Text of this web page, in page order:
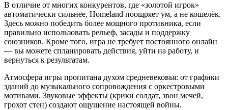
В отличие от многих конкурентов, где «золотой игрок»
автоматически сильнее, Homeland поощряет ум, а не кошелёк.
Здесь можно победить более мощного противника, если
правильно использовать рельеф, засады и поддержку
союзников. Кроме того, игра не требует постоянного онлайн
— вы можете спланировать действия, уйти на работу, и
вернуться к результатам.
Атмосфера игры пропитана духом средневековья: от графики
зданий до музыкального сопровождения с оркестровыми
мотивами. Звуковые эффекты (крики солдат, звон мечей,
грохот стен) создают ощущение настоящей войны.